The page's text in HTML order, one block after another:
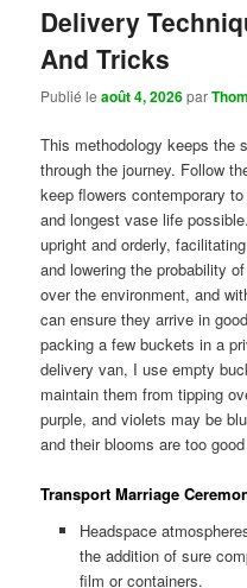
Delivery
And Tricks
Publié leaoût 4, 2026par
This methodology keeps the
through the journey. Follow
keep flowers contemporary
and longest vase life
upright and orderly,
and lowering the probability
over the environment, and
can ensure they arrive in
packing a few buckets in a
delivery van, I use empty
maintain them from tipping
purple, and violets may be
and their blooms are too
Transport Marriage
Headspace
the addition of sure
film or containers.